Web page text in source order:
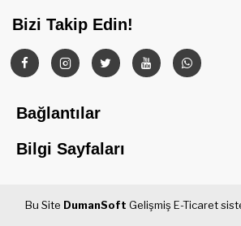
Bizi Takip Edin!
Bağlantılar
Bilgi Sayfaları
Bu Site DumanSoft Gelişmiş E-Ticaret